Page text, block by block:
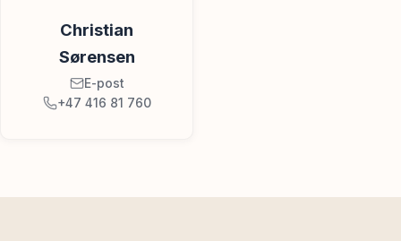
Christian
Sørensen
E-post
+47 416 81 760